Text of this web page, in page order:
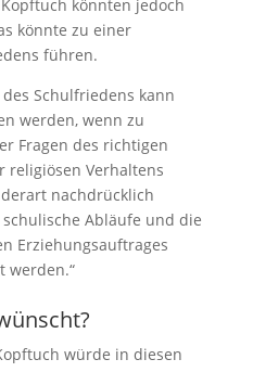
könnten jedoch
könnte zu einer
führen.
Schulfriedens kann
werden, wenn zu
Fragen des richtigen
religiösen Verhaltens
nachdrücklich
Abläufe und die
Erziehungsauftrages
werden.“
würde in diesen